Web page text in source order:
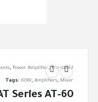
, Power Amplifier,Pro sound
Tags: 60W,Amplifiers, Mixer
Series AT-60